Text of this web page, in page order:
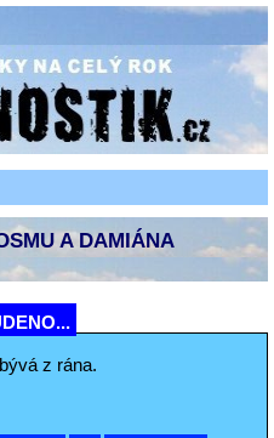
A DAMIÁNA
z rána.